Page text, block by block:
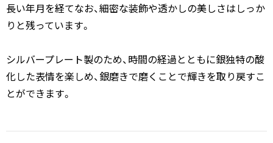
長い年月を経てなお、細密な装飾や透かしの美しさはしっか
りと残っています。
シルバープレート製のため、時間の経過とともに銀独特の酸
化した表情を楽しめ、銀磨きで磨くことで輝きを取り戻すこ
とができます。